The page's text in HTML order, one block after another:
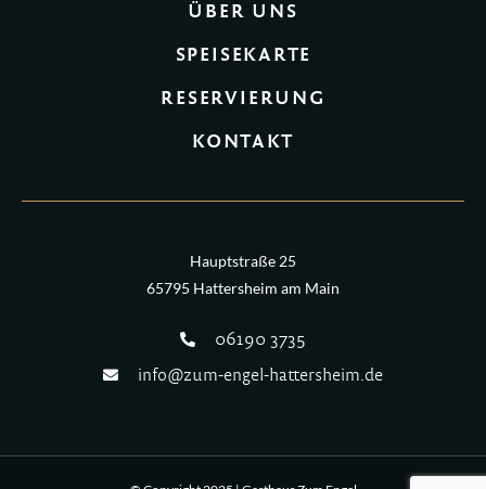
ÜBER UNS
SPEISEKARTE
RESERVIERUNG
KONTAKT
Hauptstraße 25
65795 Hattersheim am Main
06190 3735
info@zum-engel-hattersheim.de